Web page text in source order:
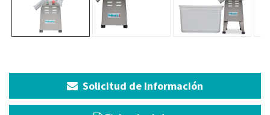
Solicitud de Información